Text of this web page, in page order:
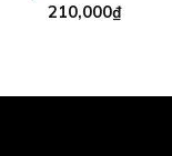
210,000₫